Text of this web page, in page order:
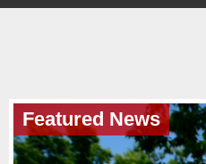
Featured News
Featured News